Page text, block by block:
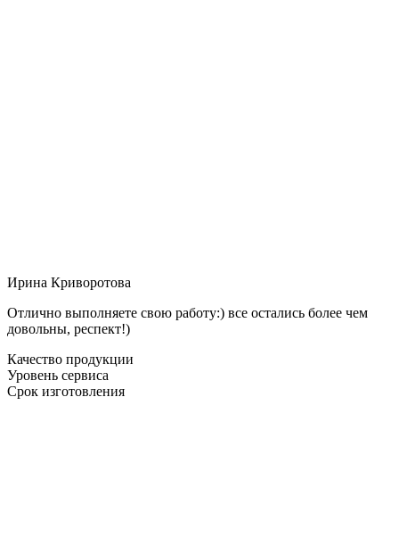
Ирина Криворотова
Отлично выполняете свою работу:) все остались более чем
довольны, респект!)
Качество продукции
Уровень сервиса
Срок изготовления